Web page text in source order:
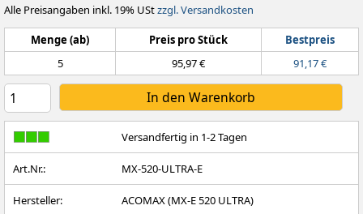
Alle Preisangaben inkl. 19% UStzzgl. Versandkosten
Menge (ab) Preis pro Stück
Bestpreis
5
95,97 € 91,17 €
Versandfertig in 1-2 Tagen
Art.Nr.: MX-520-ULTRA-E
Hersteller: ACOMAX (MX-E 520 ULTRA)